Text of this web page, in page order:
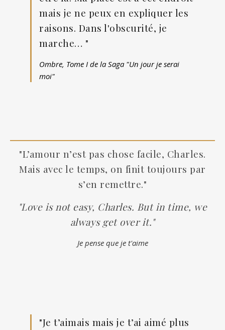
mais je ne peux en expliquer les
raisons. Dans l'obscurité, je
marche… "
Ombre, Tome I de la Saga "Un jour je serai
moi"
"L’amour n’est pas chose facile, Charles.
Mais avec le temps, on finit toujours par
s’en remettre."
"Love is not easy, Charles. But in time, we
always get over it."
Je pense que je t'aime
"Je t’aimais mais je t’ai aimé plus